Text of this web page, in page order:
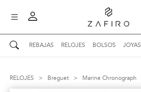
REBAJAS RELOJES BOLSOS JOYAS
Mis mensajes
RELOJES > Breguet > Marine Chronograph